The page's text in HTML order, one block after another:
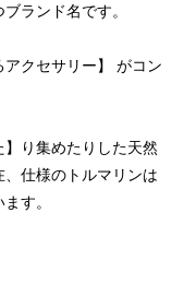
ランド名です。
アクセサリー】 がコン
り集めたりした天然
仕様のトルマリンは
す。